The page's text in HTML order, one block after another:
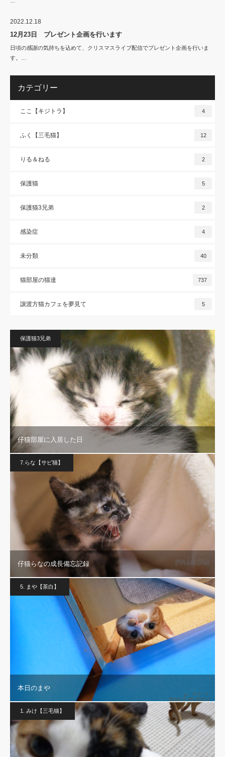
2022.12.18
12月23日 プレゼント企画を行います
日頃の感謝の気持ちを込めて、クリスマスライブ配信でプレゼント企画を行いま
す。…
カテゴリー
ここ【キジトラ】 4
ふく【三毛猫】 12
りる＆ねる 2
保護猫 5
保護猫3兄弟 2
感染症 4
未分類 40
猫部屋の猫達 737
譲渡方猫カフェを夢見て 5
保護猫3兄弟
仔猫部屋に入居した日
7.らな【サビ猫】
仔猫らなの成長備忘記録
5. まや【茶白】
本日のまや
1. みけ【三毛猫】